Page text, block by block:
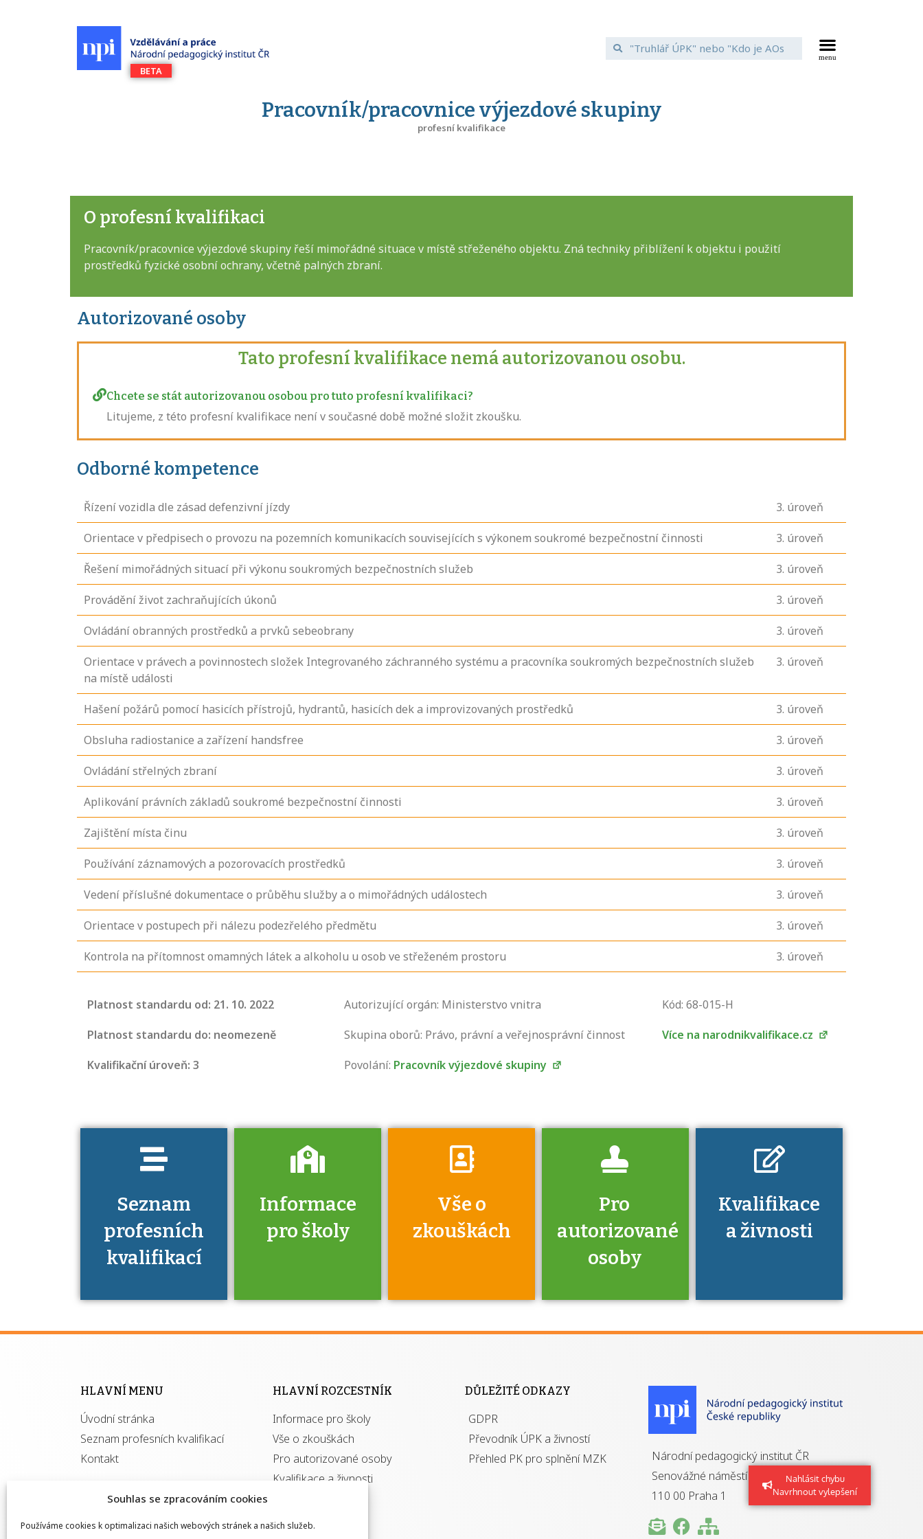
Souhlas se zpracováním cookies
Používáme cookies k optimalizaci našich webových stránek a našich služeb.
Nahlásit chybu
Navrhnout vylepšení
Pracovník/pracovnice výjezdové skupiny
profesní kvalifikace
O profesní kvalifikaci
Pracovník/pracovnice výjezdové skupiny řeší mimořádné situace v místě střeženého objektu. Zná techniky přiblížení k objektu i použití
prostředků fyzické osobní ochrany, včetně palných zbraní.
Autorizované osoby
Tato profesní kvalifikace nemá autorizovanou osobu.
Chcete se stát autorizovanou osobou pro tuto profesní kvalifikaci?
Litujeme, z této profesní kvalifikace není v současné době možné složit zkoušku.
Odborné kompetence
Řízení vozidla dle zásad defenzivní jízdy 3. úroveň
Orientace v předpisech o provozu na pozemních komunikacích souvisejících s výkonem soukromé bezpečnostní činnosti 3. úroveň
Řešení mimořádných situací při výkonu soukromých bezpečnostních služeb 3. úroveň
Provádění život zachraňujících úkonů 3. úroveň
Ovládání obranných prostředků a prvků sebeobrany 3. úroveň
Orientace v právech a povinnostech složek Integrovaného záchranného systému a pracovníka soukromých bezpečnostních služeb
na místě události
3. úroveň
Hašení požárů pomocí hasicích přístrojů, hydrantů, hasicích dek a improvizovaných prostředků 3. úroveň
Obsluha radiostanice a zařízení handsfree 3. úroveň
Ovládání střelných zbraní 3. úroveň
Aplikování právních základů soukromé bezpečnostní činnosti 3. úroveň
Zajištění místa činu 3. úroveň
Používání záznamových a pozorovacích prostředků 3. úroveň
Vedení příslušné dokumentace o průběhu služby a o mimořádných událostech 3. úroveň
Orientace v postupech při nálezu podezřelého předmětu 3. úroveň
Kontrola na přítomnost omamných látek a alkoholu u osob ve střeženém prostoru 3. úroveň
Platnost standardu od: 21. 10. 2022
Platnost standardu do: neomezeně
Kvalifikační úroveň: 3
Autorizující orgán: Ministerstvo vnitra
Skupina oborů: Právo, právní a veřejnosprávní činnost
Povolání: Pracovník výjezdové skupiny
Kód: 68-015-H
Více na narodnikvalifikace.cz
Seznam
profesních
kvalifikací
seznam
kvalifikací. Víte,
musíte pro danou
Informace
pro školy
Víte, že jako škola
kvalifikací jisté
získávání
autorizací?
Vše o
zkouškách
Zjistěte, jak se
zkoušce a kde
o tom, kdo vás
Pro
autorizované
osoby
výhody má získání
Kvalifikace
a živnosti
U řady živností je
Pro které toto
HLAVNÍ MENU
Úvodní stránka
Seznam profesních kvalifikací
Kontakt
HLAVNÍ ROZCESTNÍK
Informace pro školy
Vše o zkouškách
Pro autorizované osoby
Kvalifikace a živnosti
DŮLEŽITÉ ODKAZY
GDPR
Převodník ÚPK a živností
Přehled PK pro splnění MZK
Národní pedagogický institut ČR
Senovážné náměstí 25
110 00 Praha 1